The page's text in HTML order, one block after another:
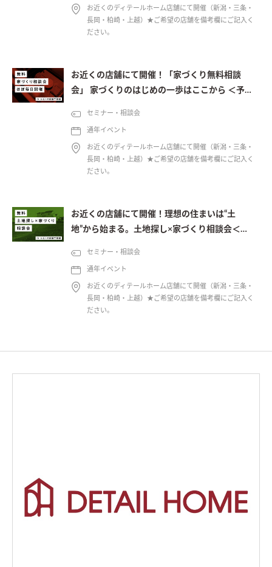
お近くのディテールホーム店舗にて開催（新潟・三条・
長岡・柏崎・上越）★ご希望の店舗を備考欄にご記入く
ださい。
お近くの店舗にて開催！「家づくり無料相談
会」 家づくりのはじめの一歩はここから ＜予約
セミナー・相談会
通年イベント
お近くのディテールホーム店舗にて開催（新潟・三条・
長岡・柏崎・上越）★ご希望の店舗を備考欄にご記入く
ださい。
お近くの店舗にて開催！理想の住まいは“土
地”から始まる。土地探し×家づくり相談会＜予
セミナー・相談会
通年イベント
お近くのディテールホーム店舗にて開催（新潟・三条・
長岡・柏崎・上越）★ご希望の店舗を備考欄にご記入く
ださい。